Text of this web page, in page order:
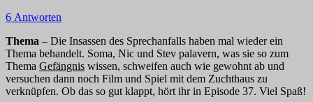
6 Antworten
Thema – Die Insassen des Sprechanfalls haben mal wieder ein
Thema behandelt. Soma, Nic und Stev palavern, was sie so zum
Thema Gefängnis wissen, schweifen auch wie gewohnt ab und
versuchen dann noch Film und Spiel mit dem Zuchthaus zu
verknüpfen. Ob das so gut klappt, hört ihr in Episode 37. Viel Spaß!